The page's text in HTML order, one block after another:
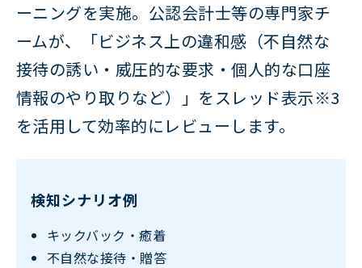
ーニングを実施。公認会計士等の専門家チ
ームが、「ビジネス上の違和感（不自然な
接待の誘い・威圧的な要求・個人的な口座
情報のやり取りなど）」をスレッド表示※3
を活用して効率的にレビューします。
検知シナリオ例
キックバック・癒着
不自然な接待・贈答